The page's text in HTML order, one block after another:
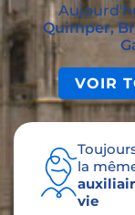
Quimper,
VOIR
la
vie